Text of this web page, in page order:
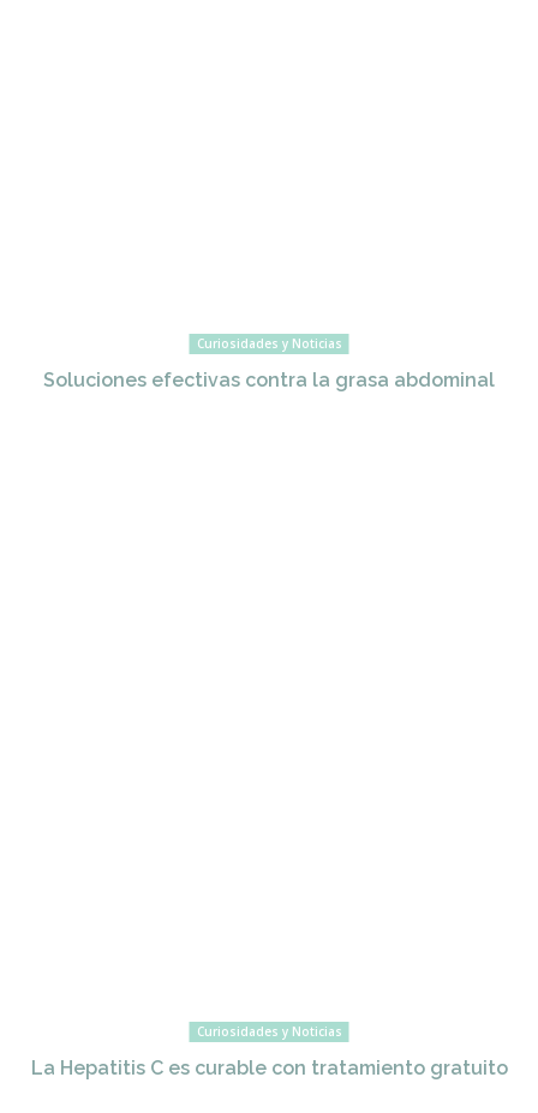
Curiosidades y Noticias
Soluciones efectivas contra la grasa abdominal
Curiosidades y Noticias
La Hepatitis C es curable con tratamiento gratuito